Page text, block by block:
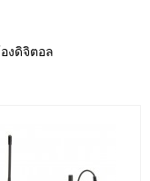
งดิจิตอล